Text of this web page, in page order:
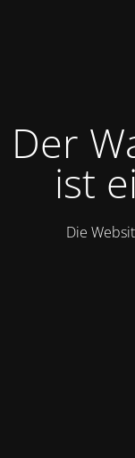
Der
ist
Die